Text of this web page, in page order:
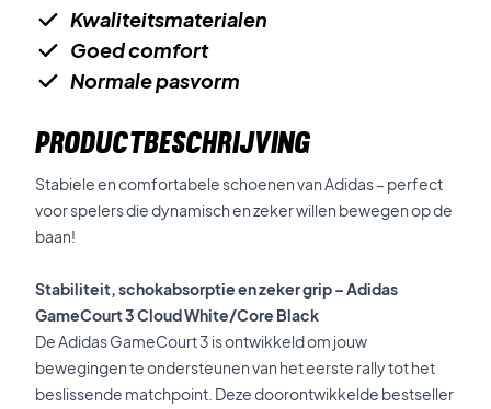
Kwaliteitsmaterialen
Goed comfort
Normale pasvorm
PRODUCTBESCHRIJVING
Stabiele en comfortabele schoenen van Adidas – perfect
voor spelers die dynamisch en zeker willen bewegen op de
baan!
Stabiliteit, schokabsorptie en zeker grip – Adidas
GameCourt 3 Cloud White/Core Black
De Adidas GameCourt 3 is ontwikkeld om jouw
bewegingen te ondersteunen van het eerste rally tot het
beslissende matchpoint. Deze doorontwikkelde bestseller